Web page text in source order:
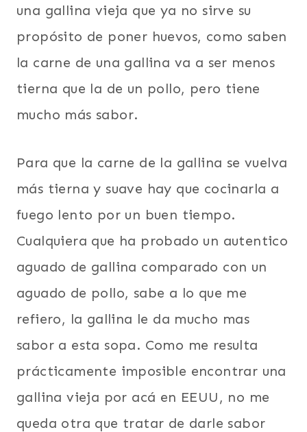
una gallina vieja que ya no sirve su
propósito de poner huevos, como saben
la carne de una gallina va a ser menos
tierna que la de un pollo, pero tiene
mucho más sabor.
Para que la carne de la gallina se vuelva
más tierna y suave hay que cocinarla a
fuego lento por un buen tiempo.
Cualquiera que ha probado un autentico
aguado de gallina comparado con un
aguado de pollo, sabe a lo que me
refiero, la gallina le da mucho mas
sabor a esta sopa. Como me resulta
prácticamente imposible encontrar una
gallina vieja por acá en EEUU, no me
queda otra que tratar de darle sabor